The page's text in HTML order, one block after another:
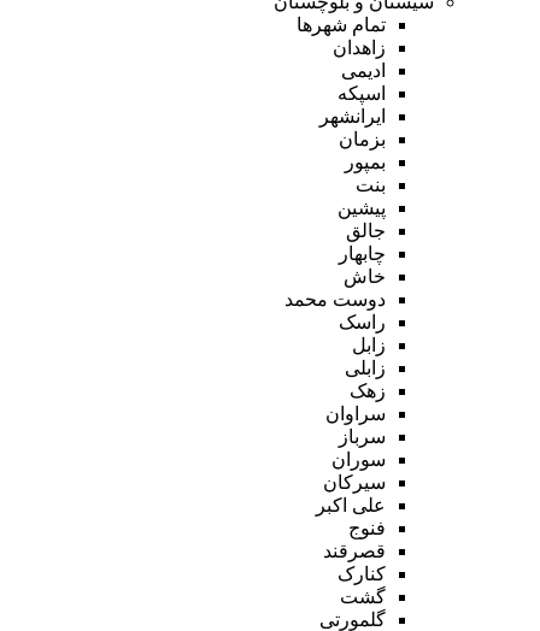
تمام شهر‌ها
زاهدان
ادیمی
اسپکه
ایرانشهر
بزمان
بمپور
بنت
پیشین
جالق
چابهار
خاش
دوست محمد
راسک
زابل
زابلی
زهک
سراوان
سرباز
سوران
سیرکان
علی اکبر
فنوج
قصرقند
کنارک
گشت
گلمورتی